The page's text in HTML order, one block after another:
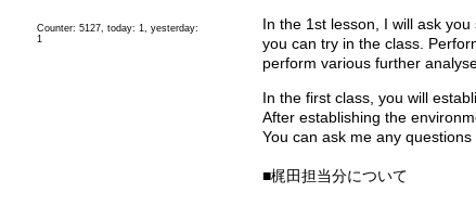
Counter: 5127, today: 1, yesterday:
1
In the 1st lesson, I will ask
you can try in the class.
perform various further
In the first class, you will
After establishing the
You can ask me any
■梶田担当分について